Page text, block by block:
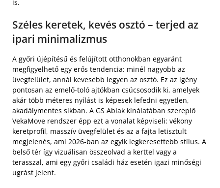
is.
Széles keretek, kevés osztó – terjed az
ipari minimalizmus
A győri újépítésű és felújított otthonokban egyaránt
megfigyelhető egy erős tendencia: minél nagyobb az
üvegfelület, annál kevesebb legyen az osztó. Ez az igény
pontosan az emelő-toló ajtókban csúcsosodik ki, amelyek
akár több méteres nyílást is képesek lefedni egyetlen,
akadálymentes síkban. A GS Ablak kínálatában szereplő
VekaMove rendszer épp ezt a vonalat képviseli: vékony
keretprofil, masszív üvegfelület és az a fajta letisztult
megjelenés, ami 2026-ban az egyik legkeresettebb stílus. A
belső tér így vizuálisan összeolvad a kerttel vagy a
terasszal, ami egy győri családi ház esetén igazi minőségi
ugrást jelent.